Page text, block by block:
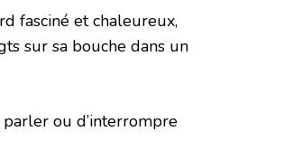
fasciné et chaleureux,
sur sa bouche dans un
parler ou d’interrompre